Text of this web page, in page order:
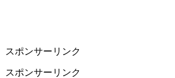
スポンサーリンク
スポンサーリンク